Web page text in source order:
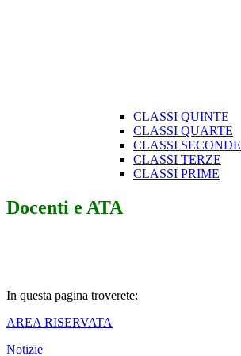
CLASSI QUINTE
CLASSI QUARTE
CLASSI SECONDE
CLASSI TERZE
CLASSI PRIME
Docenti e ATA
In questa pagina troverete:
AREA RISERVATA
Notizie